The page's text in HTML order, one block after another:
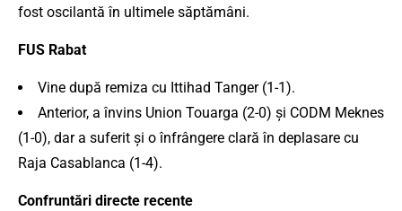
fost oscilantă în ultimele săptămâni.
FUS Rabat
Vine după remiza cu Ittihad Tanger (1-1).
Anterior, a învins Union Touarga (2-0) și CODM Meknes
(1-0), dar a suferit și o înfrângere clară în deplasare cu
Raja Casablanca (1-4).
Confruntări directe recente